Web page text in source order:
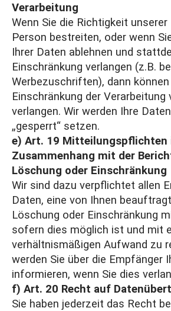
Verarbeitung
Wenn Sie die Richtigkeit
Person bestreiten, oder wenn
Ihrer Daten ablehnen und
Einschränkung verlangen (z.B.
Werbezuschriften), dann können
Einschränkung der Verarbeitung
verlangen. Wir werden Ihre
„gesperrt“ setzen.
e) Art. 19 Mitteilungspflichten
Zusammenhang mit der
Löschung oder Einschränkung
Wir sind dazu verpflichtet allen
Daten, eine von Ihnen
Löschung oder Einschränkung
sofern dies möglich ist und mit
verhältnismäßigen Aufwand zu
werden Sie über die Empfänger
informieren, wenn Sie dies
f) Art. 20 Recht auf
Sie haben jederzeit das Recht